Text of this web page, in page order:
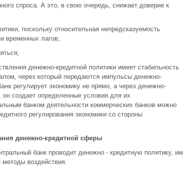
спроса. А это, в свою очередь, снижает доверие к
поскольку относительная непредсказуемость
временных лагов;
денежно-кредитной политики имеет стабильность
через который передаются импульсы денежно-
регулирует экономику не прямо, а через денежно-
создает определенные условия для их
банком деятельности коммерческих банков можно
регулирования экономики со стороны
денежно-кредитной сферы
банк проводит денежно - кредитную политику, им
методы воздействия.